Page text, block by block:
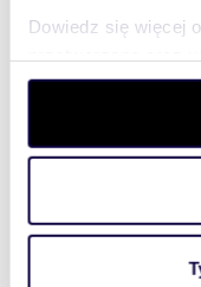
Dowiedz się więcej
szczegółów. W
wycofać swoją
aby oferować
witrynie. Informacje
analitycznym.